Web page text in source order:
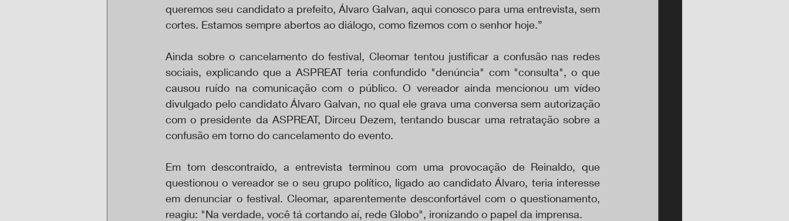
queremos seu candidato a prefeito, Álvaro Galvan, aqui conosco para uma entrevista, sem
cortes. Estamos sempre abertos ao diálogo, como fizemos com o senhor hoje.”
Ainda sobre o cancelamento do festival, Cleomar tentou justificar a confusão nas redes
sociais, explicando que a ASPREAT teria confundido "denúncia" com "consulta", o que
causou ruído na comunicação com o público. O vereador ainda mencionou um vídeo
divulgado pelo candidato Álvaro Galvan, no qual ele grava uma conversa sem autorização
com o presidente da ASPREAT, Dirceu Dezem, tentando buscar uma retratação sobre a
confusão em torno do cancelamento do evento.
Em tom descontraído, a entrevista terminou com uma provocação de Reinaldo, que
questionou o vereador se o seu grupo político, ligado ao candidato Álvaro, teria interesse
em denunciar o festival. Cleomar, aparentemente desconfortável com o questionamento,
reagiu: "Na verdade, você tá cortando aí, rede Globo", ironizando o papel da imprensa.